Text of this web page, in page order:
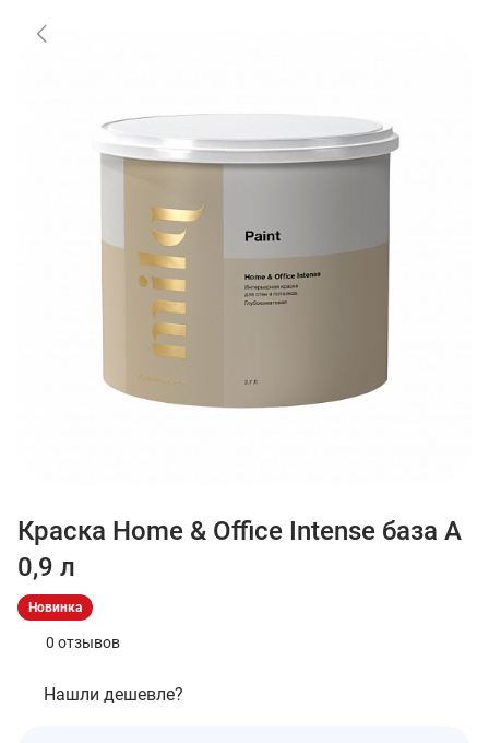
Краска Home & Office Intense база А
0,9 л
Новинка
0 отзывов
Нашли дешевле?